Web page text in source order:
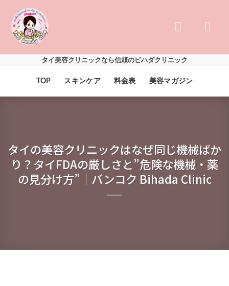
content
タイ美容クリニックなら信頼のビハダクリニック
TOP スキンケア 料金表 美容マガジン
タイの美容クリニックはなぜ同じ機械ばか
り？タイFDAの厳しさと”危険な機械・薬
の見分け方”｜バンコク Bihada Clinic